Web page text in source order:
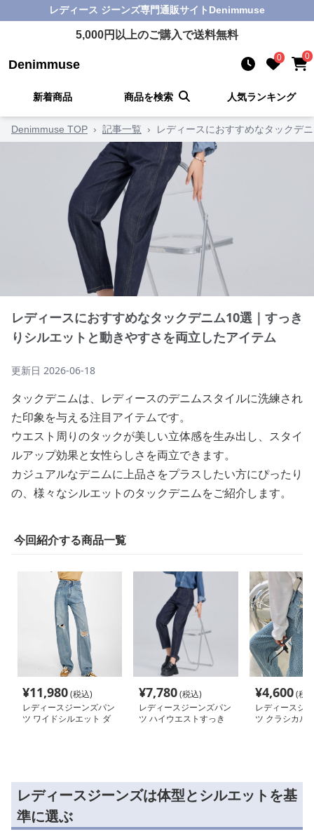
レディース ジーンズ専門通販サイト Denimmuse
5,000円以上のご購入で送料無料
Denimmuse 0 0
新着商品 商品を検索 人気ランキング
Denimmuse TOP › 記事一覧 › レディースにおすすめなタックデ
レディースにおすすめなタックデニム10選｜すっき
りシルエットと動きやすさを両立したアイテム
更新日 2026-06-18
タックデニムは、レディースのデニムスタイルに洗練され
た印象を与える注目アイテムです。
ウエスト周りのタックが美しい立体感を生み出し、スタイ
ルアップ効果と女性らしさを両立できます。
カジュアルなデニムに上品さをプラスしたい方にぴったり
の、様々なシルエットのタックデニムをご紹介します。
今回紹介する商品一覧
¥11,980(税込)
レディースジーンズパン
ツ ワイドシルエット ダ
¥7,780(税込)
レディースジーンズパン
ツ ハイウエストすっき
¥4,600(税
レディースジ
ツ クラシカル
レディースジーンズは体型とシルエットを基
準に選ぶ